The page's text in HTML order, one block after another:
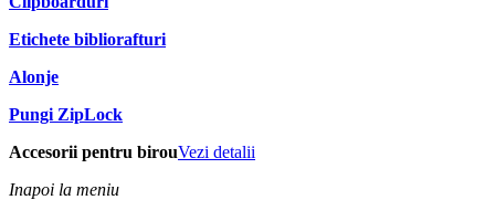
Etichete bibliorafturi
Alonje
Pungi ZipLock
Accesorii pentru birouVezi detalii
Inapoi la meniu